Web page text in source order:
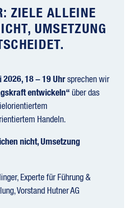
ZIELE ALLEINE
UMSETZUNG
2026, 18 – 19 Uhr sprechen wir
entwickeln“ über das
Handeln.
nicht, Umsetzung
Experte für Führung &
Vorstand Hutner AG